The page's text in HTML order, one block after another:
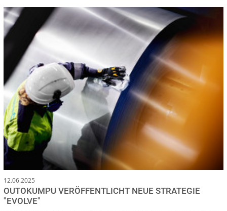
12.06.2025
OUTOKUMPU VERÖFFENTLICHT NEUE STRATEGIE
"EVOLVE"